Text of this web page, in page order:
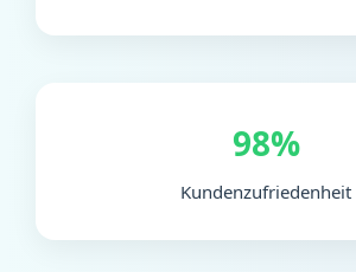
98%
Kundenzufriedenheit